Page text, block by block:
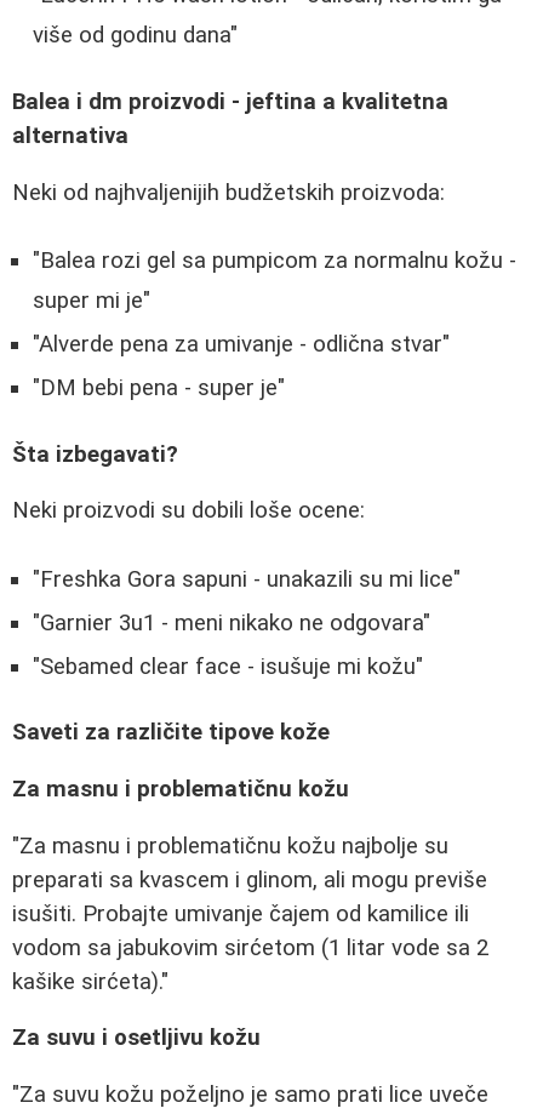
više od godinu dana"
Balea i dm proizvodi - jeftina a kvalitetna
alternativa
Neki od najhvaljenijih budžetskih proizvoda:
"Balea rozi gel sa pumpicom za normalnu kožu -
super mi je"
"Alverde pena za umivanje - odlična stvar"
"DM bebi pena - super je"
Šta izbegavati?
Neki proizvodi su dobili loše ocene:
"Freshka Gora sapuni - unakazili su mi lice"
"Garnier 3u1 - meni nikako ne odgovara"
"Sebamed clear face - isušuje mi kožu"
Saveti za različite tipove kože
Za masnu i problematičnu kožu
"Za masnu i problematičnu kožu najbolje su
preparati sa kvascem i glinom, ali mogu previše
isušiti. Probajte umivanje čajem od kamilice ili
vodom sa jabukovim sirćetom (1 litar vode sa 2
kašike sirćeta)."
Za suvu i osetljivu kožu
"Za suvu kožu poželjno je samo prati lice uveče